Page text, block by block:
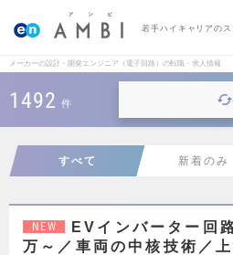
若手ハイキャリアの
メーカーの設計・開発エンジニア（電子回路）の転職・求人情報
1492 件
すべて 新着のみ
NEW
EVインバーター回
万～／車両の中核技術／